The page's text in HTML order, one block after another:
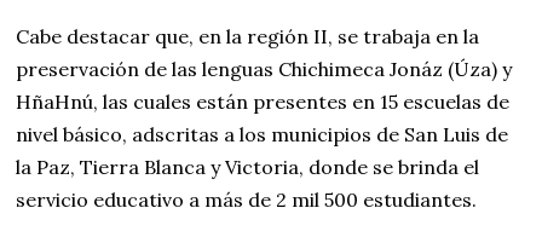
Cabe destacar que, en la región II, se trabaja en la
preservación de las lenguas Chichimeca Jonáz (Úza) y
HñaHnú, las cuales están presentes en 15 escuelas de
nivel básico, adscritas a los municipios de San Luis de
la Paz, Tierra Blanca y Victoria, donde se brinda el
servicio educativo a más de 2 mil 500 estudiantes.